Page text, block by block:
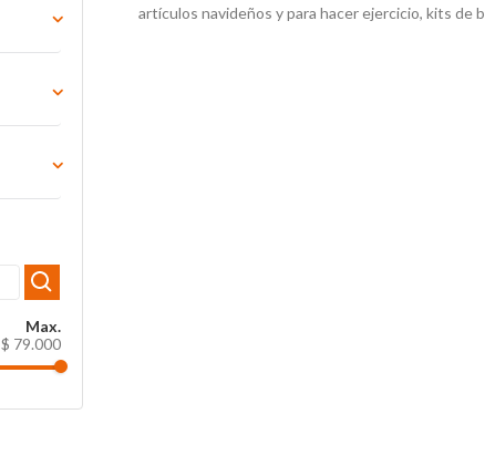
$ 79.000
artículos navideños y para hacer ejercicio, kits de